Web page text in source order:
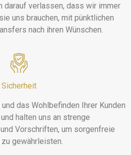
darauf verlassen, dass wir immer
uns brauchen, mit pünktlichen
nach ihren Wünschen.
Sicherheit
das Wohlbefinden Ihrer Kunden
halten uns an strenge
Vorschriften, um sorgenfreie
gewährleisten.